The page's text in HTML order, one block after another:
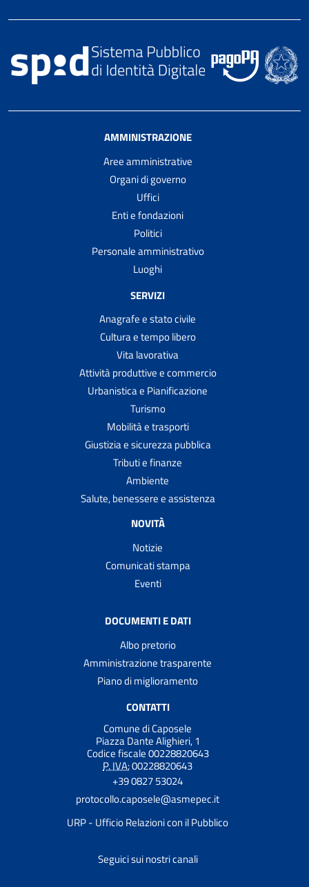
AMMINISTRAZIONE
Aree amministrative
Organi di governo
Uffici
Enti e fondazioni
Politici
Personale amministrativo
Luoghi
SERVIZI
Anagrafe e stato civile
Cultura e tempo libero
Vita lavorativa
Attività produttive e commercio
Urbanistica e Pianificazione
Turismo
Mobilità e trasporti
Giustizia e sicurezza pubblica
Tributi e finanze
Ambiente
Salute, benessere e assistenza
NOVITÀ
Notizie
Comunicati stampa
Eventi
DOCUMENTI E DATI
Albo pretorio
Amministrazione trasparente
Piano di miglioramento
CONTATTI
Comune di Caposele
Piazza Dante Alighieri, 1
Codice fiscale 00228820643
P. IVA:00228820643
+39 0827 53024
protocollo.caposele@asmepec.it
URP - Ufficio Relazioni con il Pubblico
Seguici sui nostri canali